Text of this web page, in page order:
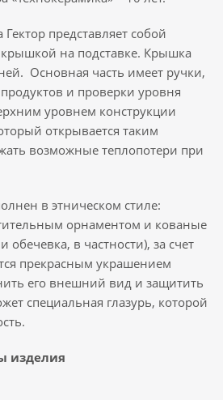
представляет собой
на подставке. Крышка
Основная часть имеет ручки,
и проверки уровня
уровнем конструкции
открывается таким
возможные теплопотери при
в этническом стиле:
орнаментом и кованые
обечевка, в частности), за счет
прекрасным украшением
его внешний вид и защитить
специальная глазурь, которой
изделия